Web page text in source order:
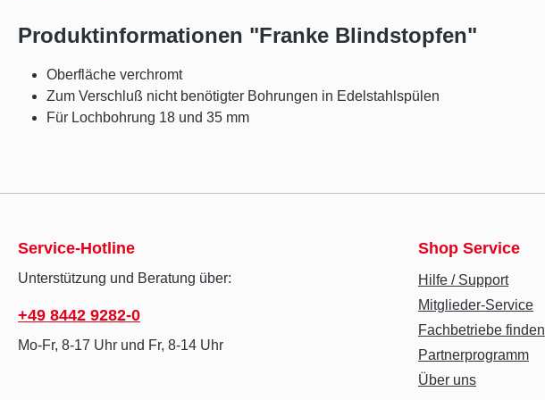
Produktinformationen "Franke Blindstopfen"
Oberfläche verchromt
Zum Verschluß nicht benötigter Bohrungen in Edelstahlspülen
Für Lochbohrung 18 und 35 mm
Service-Hotline
Unterstützung und Beratung über:
+49 8442 9282-0
Mo-Fr, 8-17 Uhr und Fr, 8-14 Uhr
Shop Service
Hilfe / Support
Mitglieder-Service
Fachbetriebe finden
Partnerprogramm
Über uns